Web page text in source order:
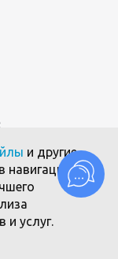
cookie
и другие
навигации,
и услуг.